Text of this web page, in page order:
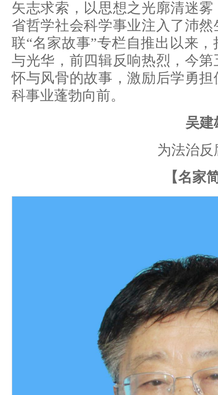
矢志求索，以思想之光廓清迷
省哲学社会科学事业注入了沛然
联“名家故事”专栏自推出以来
与光华，前四辑反响热烈，今
怀与风骨的故事，激励后学勇
科事业蓬勃向前。
吴建
为法治反
【名家